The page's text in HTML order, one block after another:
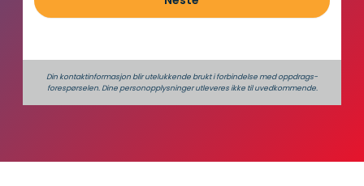
d
Din kontaktinformasjon blir utelukkende brukt i forbindelse med oppdrags­
forespørselen. Dine person­­opplysninger utleveres ikke til uvedkommende.